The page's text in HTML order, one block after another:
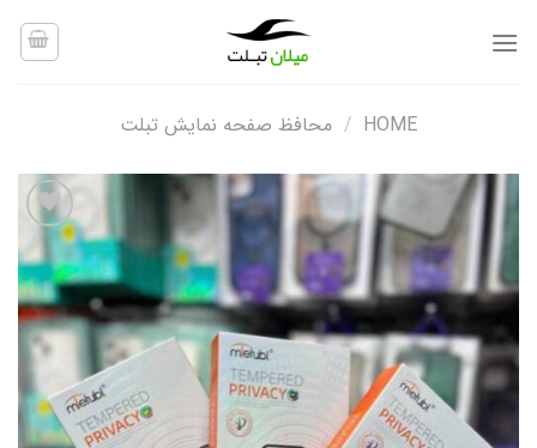
HOME
/ محافظ صفحه نمایش تبلت
افزودن
به
علاقه
مندی
ها